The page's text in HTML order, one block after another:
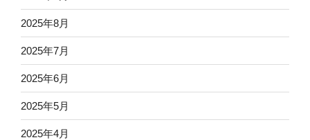
2025年8月
2025年7月
2025年6月
2025年5月
2025年4月